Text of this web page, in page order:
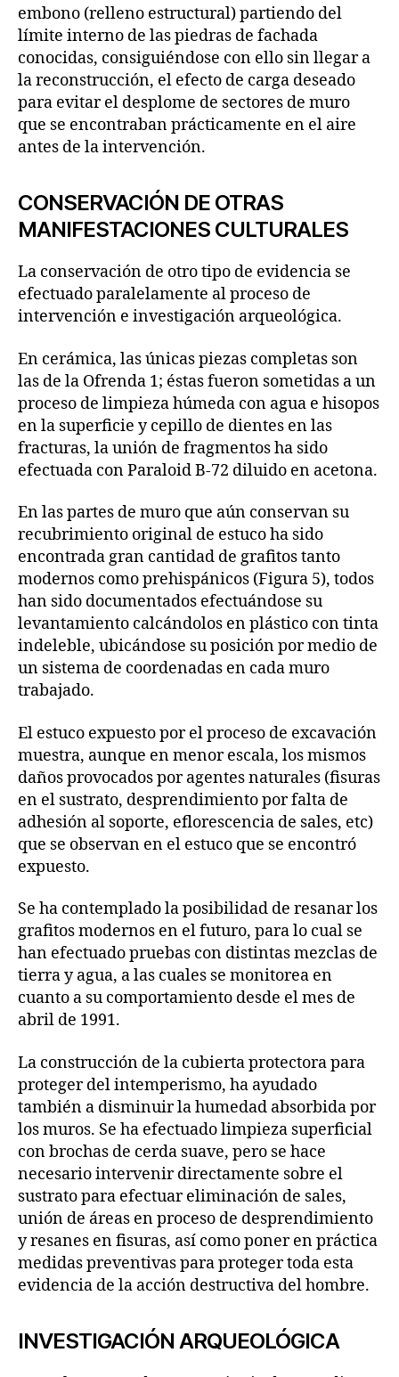
embono (relleno estructural) partiendo del
límite interno de las piedras de fachada
conocidas, consiguiéndose con ello sin llegar a
la reconstrucción, el efecto de carga deseado
para evitar el desplome de sectores de muro
que se encontraban prácticamente en el aire
antes de la intervención.
CONSERVACIÓN DE OTRAS
MANIFESTACIONES CULTURALES
La conservación de otro tipo de evidencia se
efectuado paralelamente al proceso de
intervención e investigación arqueológica.
En cerámica, las únicas piezas completas son
las de la Ofrenda 1; éstas fueron sometidas a un
proceso de limpieza húmeda con agua e hisopos
en la superficie y cepillo de dientes en las
fracturas, la unión de fragmentos ha sido
efectuada con Paraloid B-72 diluido en acetona.
En las partes de muro que aún conservan su
recubrimiento original de estuco ha sido
encontrada gran cantidad de grafitos tanto
modernos como prehispánicos (Figura 5), todos
han sido documentados efectuándose su
levantamiento calcándolos en plástico con tinta
indeleble, ubicándose su posición por medio de
un sistema de coordenadas en cada muro
trabajado.
El estuco expuesto por el proceso de excavación
muestra, aunque en menor escala, los mismos
daños provocados por agentes naturales (fisuras
en el sustrato, desprendimiento por falta de
adhesión al soporte, eflorescencia de sales, etc)
que se observan en el estuco que se encontró
expuesto.
Se ha contemplado la posibilidad de resanar los
grafitos modernos en el futuro, para lo cual se
han efectuado pruebas con distintas mezclas de
tierra y agua, a las cuales se monitorea en
cuanto a su comportamiento desde el mes de
abril de 1991.
La construcción de la cubierta protectora para
proteger del intemperismo, ha ayudado
también a disminuir la humedad absorbida por
los muros. Se ha efectuado limpieza superficial
con brochas de cerda suave, pero se hace
necesario intervenir directamente sobre el
sustrato para efectuar eliminación de sales,
unión de áreas en proceso de desprendimiento
y resanes en fisuras, así como poner en práctica
medidas preventivas para proteger toda esta
evidencia de la acción destructiva del hombre.
INVESTIGACIÓN ARQUEOLÓGICA